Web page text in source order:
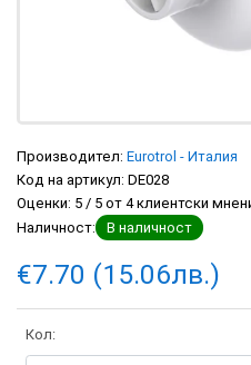
Производител: Eurotrol - Италия
Код на артикул: DE028
Оценки: 5 / 5 от 4клиентски
Наличност:
В наличност
€7.70 (15.06лв.)
Кол: